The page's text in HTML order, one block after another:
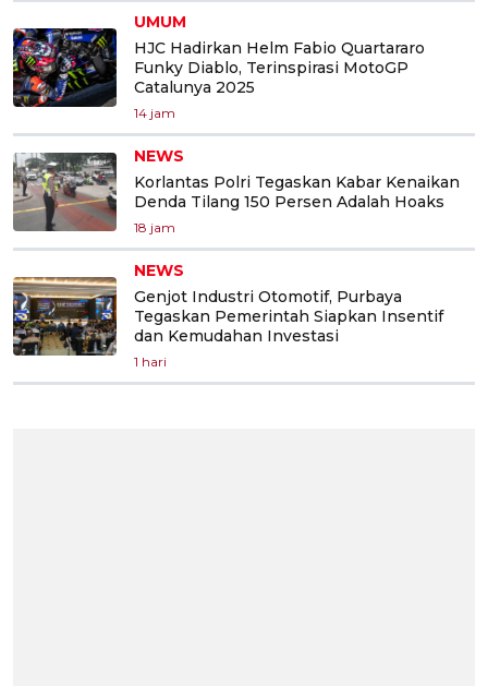
UMUM
HJC Hadirkan Helm Fabio Quartararo
Funky Diablo, Terinspirasi MotoGP
Catalunya 2025
14 jam
NEWS
Korlantas Polri Tegaskan Kabar Kenaikan
Denda Tilang 150 Persen Adalah Hoaks
18 jam
NEWS
Genjot Industri Otomotif, Purbaya
Tegaskan Pemerintah Siapkan Insentif
dan Kemudahan Investasi
1 hari